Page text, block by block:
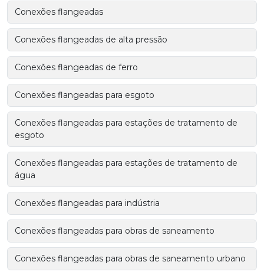
Conexões flangeadas
Conexões flangeadas de alta pressão
Conexões flangeadas de ferro
Conexões flangeadas para esgoto
Conexões flangeadas para estações de tratamento de
esgoto
Conexões flangeadas para estações de tratamento de
água
Conexões flangeadas para indústria
Conexões flangeadas para obras de saneamento
Conexões flangeadas para obras de saneamento urbano